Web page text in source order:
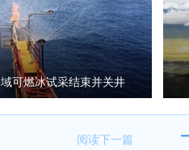
可燃冰试采结束并关井